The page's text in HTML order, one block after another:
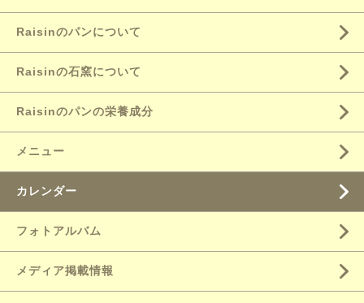
Raisinのパンについて
Raisinの石窯について
Raisinのパンの栄養成分
メニュー
カレンダー
フォトアルバム
メディア掲載情報